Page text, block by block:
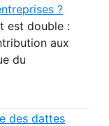
?
est double :
aux
du
des dattes